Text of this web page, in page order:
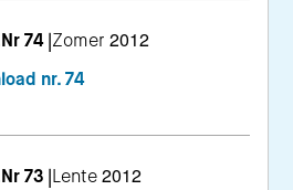
74|Zomer 2012
nr. 74
73 |Lente 2012